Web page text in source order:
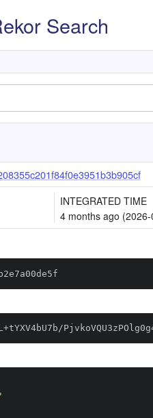
Search
INTEGRATED TIME
4 months ago